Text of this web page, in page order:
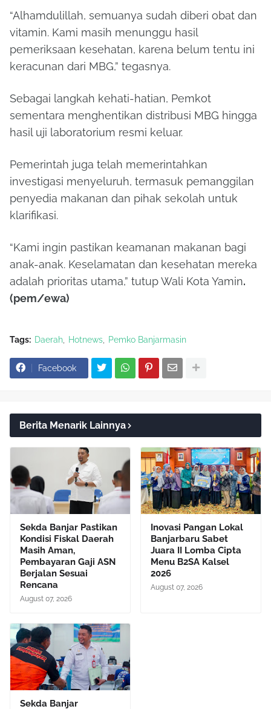
“Alhamdulillah, semuanya sudah diberi obat dan
vitamin. Kami masih menunggu hasil
pemeriksaan kesehatan, karena belum tentu ini
keracunan dari MBG,” tegasnya.
Sebagai langkah kehati-hatian, Pemkot
sementara menghentikan distribusi MBG hingga
hasil uji laboratorium resmi keluar.
Pemerintah juga telah memerintahkan
investigasi menyeluruh, termasuk pemanggilan
penyedia makanan dan pihak sekolah untuk
klarifikasi.
“Kami ingin pastikan keamanan makanan bagi
anak-anak. Keselamatan dan kesehatan mereka
adalah prioritas utama,” tutup Wali Kota Yamin.
(pem/ewa)
Tags: Daerah Hotnews Pemko Banjarmasin
Facebook
Berita Menarik Lainnya
Sekda Banjar Pastikan
Kondisi Fiskal Daerah
Masih Aman,
Pembayaran Gaji ASN
Berjalan Sesuai
Rencana
August 07, 2026
Inovasi Pangan Lokal
Banjarbaru Sabet
Juara II Lomba Cipta
Menu B2SA Kalsel
2026
August 07, 2026
Sekda Banjar